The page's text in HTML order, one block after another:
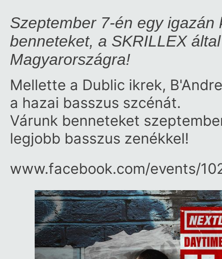
Szeptember 7-én egy
benneteket, a SKRILLEX
Magyarországra!
Mellette a Dublic ikrek,
a hazai basszus szcénát.
Várunk benneteket
legjobb basszus zenékkel!
www.facebook.com/​events/​